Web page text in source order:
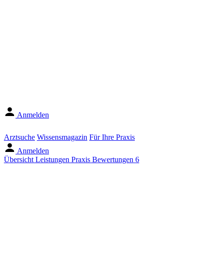
Anmelden
Arztsuche Wissensmagazin Für Ihre Praxis
Anmelden
Übersicht Leistungen Praxis Bewertungen 6